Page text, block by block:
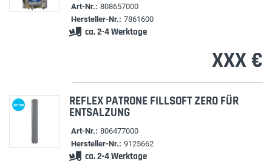
Art-Nr.: 808657000
Hersteller-Nr.: 7861600
ca. 2-4 Werktage
XXX €
AKTION REFLEX PATRONE FILLSOFT ZERO FÜR
ENTSALZUNG
Art-Nr.: 806477000
Hersteller-Nr.: 9125662
ca. 2-4 Werktage